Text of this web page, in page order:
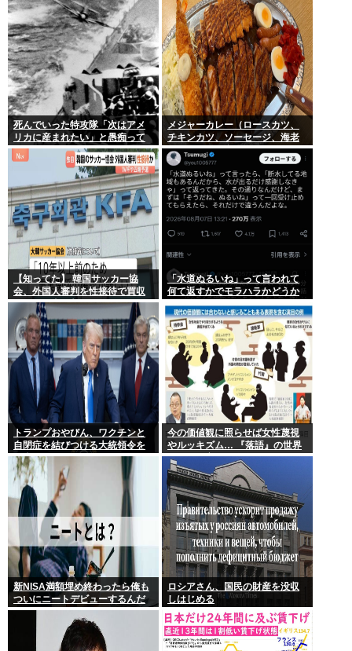
だねえ～w
死んでいった特攻隊「次はアメ
リカに産まれたい」と愚痴って
いた
メジャーカレー（ロースカツ、
チキンカツ、ソーセージ、海老
フライ、ゆで卵）ケンモメンな
ら余裕でペロリだろ？
【知ってた】 韓国サッカー協
会、外国人審判を性接待で買収
していた事が判明
「水道ぬるいね」って言われて
何て返すかでモラハラかどうか
わかるらしいwww
トランプおやびん、ワクチンと
自閉症を結びつける大統領令を
発表へ、
今の価値観に照らせば女性蔑視
やルッキズム… 『落語』の世界
もセリフ変更や改作、現代にふ
さわしい表現模索の動き
新NISA満額埋め終わったら俺も
ついにニートデビューするんだ
がアドバイスある?
ロシアさん、国民の財産を没収
しはじめる